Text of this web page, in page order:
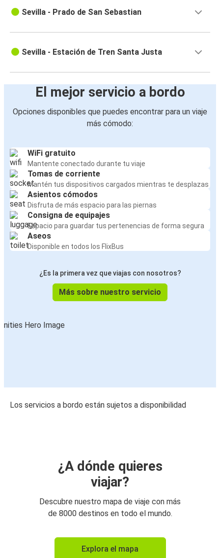
Sevilla - Prado de San Sebastian
Sevilla - Estación de Tren Santa Justa
El mejor servicio a bordo
Opciones disponibles que puedes encontrar para un viaje
más cómodo:
WiFi gratuito
Mantente conectado durante tu viaje
Tomas de corriente
Mantén tus dispositivos cargados mientras te desplazas
Asientos cómodos
Disfruta de más espacio para las piernas
Consigna de equipajes
Espacio para guardar tus pertenencias de forma segura
Aseos
Disponible en todos los FlixBus
¿Es la primera vez que viajas con nosotros?
Más sobre nuestro servicio
Los servicios a bordo están sujetos a disponibilidad
¿A dónde quieres
viajar?
Descubre nuestro mapa de viaje con más
de 8000 destinos en todo el mundo.
Explora el mapa